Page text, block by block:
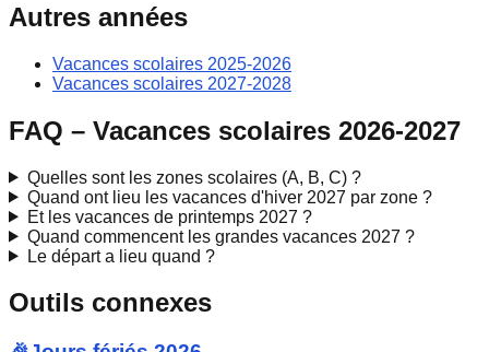
Autres années
Vacances scolaires 2025-2026
Vacances scolaires 2027-2028
FAQ – Vacances scolaires 2026-2027
Quelles sont les zones scolaires (A, B, C) ?
Quand ont lieu les vacances d'hiver 2027 par zone ?
Et les vacances de printemps 2027 ?
Quand commencent les grandes vacances 2027 ?
Le départ a lieu quand ?
Outils connexes